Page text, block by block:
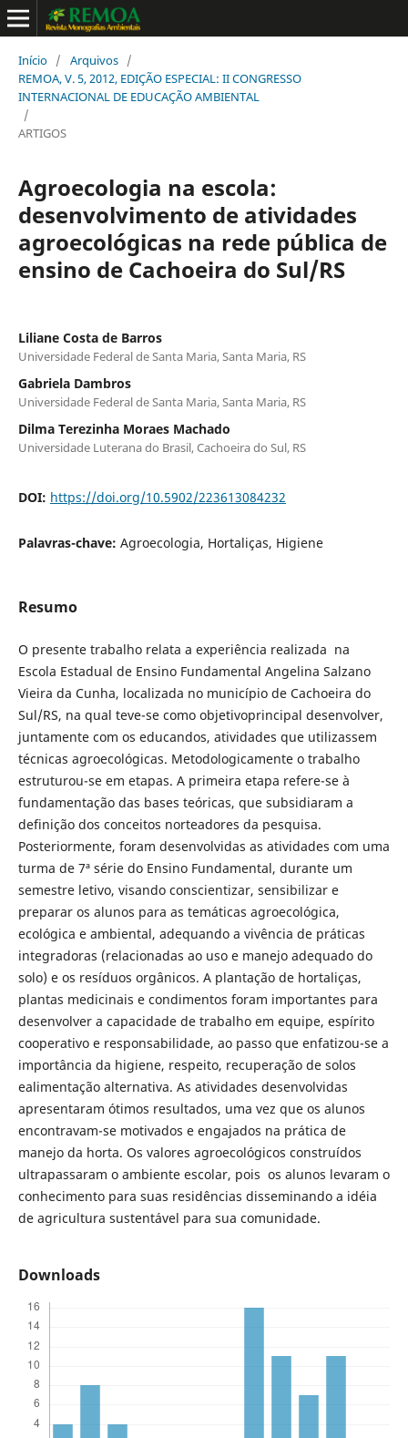
Início / Arquivos /
REMOA, V. 5, 2012, EDIÇÃO ESPECIAL: II CONGRESSO
INTERNACIONAL DE EDUCAÇÃO AMBIENTAL
/
ARTIGOS
Agroecologia na escola:
desenvolvimento de atividades
agroecológicas na rede pública de
ensino de Cachoeira do Sul/RS
Liliane Costa de Barros
Universidade Federal de Santa Maria, Santa Maria, RS
Gabriela Dambros
Universidade Federal de Santa Maria, Santa Maria, RS
Dilma Terezinha Moraes Machado
Universidade Luterana do Brasil, Cachoeira do Sul, RS
DOI: https://doi.org/10.5902/223613084232
Palavras-chave: Agroecologia, Hortaliças, Higiene
Resumo
O presente trabalho relata a experiência realizada na
Escola Estadual de Ensino Fundamental Angelina Salzano
Vieira da Cunha, localizada no município de Cachoeira do
Sul/RS, na qual teve-se como objetivoprincipal desenvolver,
juntamente com os educandos, atividades que utilizassem
técnicas agroecológicas. Metodologicamente o trabalho
estruturou-se em etapas. A primeira etapa refere-se à
fundamentação das bases teóricas, que subsidiaram a
definição dos conceitos norteadores da pesquisa.
Posteriormente, foram desenvolvidas as atividades com uma
turma de 7ª série do Ensino Fundamental, durante um
semestre letivo, visando conscientizar, sensibilizar e
preparar os alunos para as temáticas agroecológica,
ecológica e ambiental, adequando a vivência de práticas
integradoras (relacionadas ao uso e manejo adequado do
solo) e os resíduos orgânicos. A plantação de hortaliças,
plantas medicinais e condimentos foram importantes para
desenvolver a capacidade de trabalho em equipe, espírito
cooperativo e responsabilidade, ao passo que enfatizou-se a
importância da higiene, respeito, recuperação de solos
ealimentação alternativa. As atividades desenvolvidas
apresentaram ótimos resultados, uma vez que os alunos
encontravam-se motivados e engajados na prática de
manejo da horta. Os valores agroecológicos construídos
ultrapassaram o ambiente escolar, pois os alunos levaram o
conhecimento para suas residências disseminando a idéia
de agricultura sustentável para sua comunidade.
Downloads